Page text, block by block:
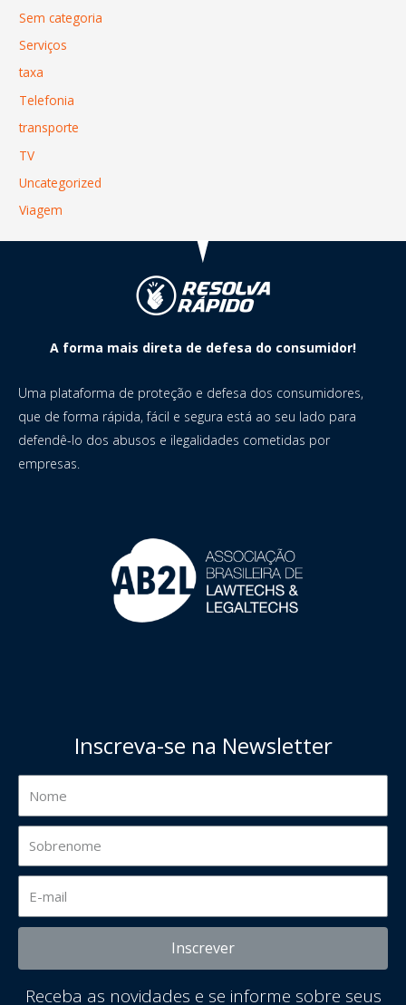
Sem categoria
Serviços
taxa
Telefonia
transporte
TV
Uncategorized
Viagem
A forma mais direta de defesa do consumidor!
Uma plataforma de proteção e defesa dos consumidores,
que de forma rápida, fácil e segura está ao seu lado para
defendê-lo dos abusos e ilegalidades cometidas por
empresas.
Inscreva-se na Newsletter
Inscrever
Receba as novidades e se informe sobre seus